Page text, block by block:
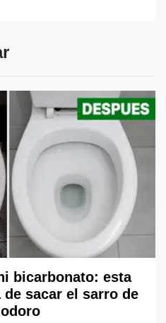
bicarbonato: esta
de sacar el sarro de